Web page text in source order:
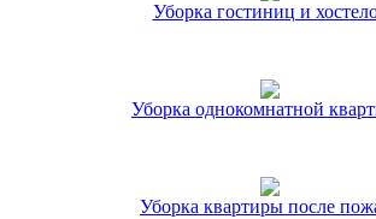
Уборка гостиниц и
Уборка однокомнатной
Уборка квартиры после